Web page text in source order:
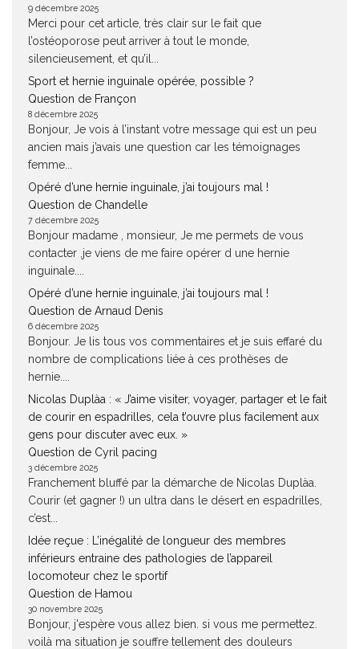
9 décembre 2025
Merci pour cet article, très clair sur le fait que
l’ostéoporose peut arriver à tout le monde,
silencieusement, et qu’il...
Sport et hernie inguinale opérée, possible ?
Question de Françon
8 décembre 2025
Bonjour, Je vois à l’instant votre message qui est un peu
ancien mais j’avais une question car les témoignages
femme...
Opéré d’une hernie inguinale, j’ai toujours mal !
Question de Chandelle
7 décembre 2025
Bonjour madame , monsieur, Je me permets de vous
contacter ,je viens de me faire opérer d une hernie
inguinale....
Opéré d’une hernie inguinale, j’ai toujours mal !
Question de Arnaud Denis
6 décembre 2025
Bonjour. Je lis tous vos commentaires et je suis effaré du
nombre de complications liée à ces prothèses de
hernie....
Nicolas Duplàa : « J’aime visiter, voyager, partager et le fait
de courir en espadrilles, cela t’ouvre plus facilement aux
gens pour discuter avec eux. »
Question de Cyril pacing
3 décembre 2025
Franchement bluffé par la démarche de Nicolas Duplàa.
Courir (et gagner !) un ultra dans le désert en espadrilles,
c’est...
Idée reçue : L’inégalité de longueur des membres
inférieurs entraine des pathologies de l’appareil
locomoteur chez le sportif
Question de Hamou
30 novembre 2025
Bonjour, j'espère vous allez bien. si vous me permettez.
voilà ma situation je souffre tellement des douleurs